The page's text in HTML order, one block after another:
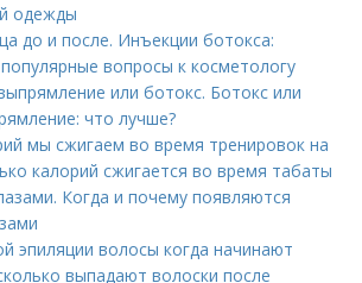
одежды
до и после. Инъекции ботокса:
вопросы к косметологу
или ботокс. Ботокс или
что лучше?
мы сжигаем во время тренировок на
калорий сжигается во время табаты
Когда и почему появляются
эпиляции волосы когда начинают
выпадают волоски после